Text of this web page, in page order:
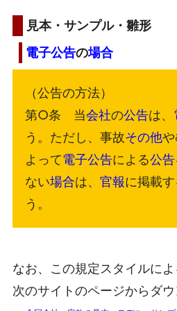
見本・サンプル・雛形
電子公告の場合
（公告の方法）
第○条 当会社の公告は、
う。ただし、事故その他
よって電子公告による公告
ない場合は、 官報に掲載
う。
なお、この規定スタイルによ
次のサイトのページからダウ